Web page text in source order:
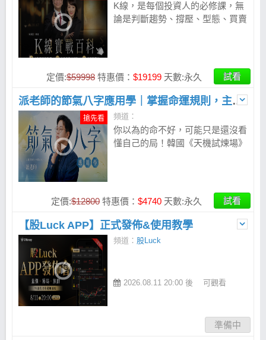
K線，是每個投資人的必修課，無
論是判斷趨勢、撐壓、型態、買賣
定價:$59998 特惠價： $19199 天數:永久 試看
搶先看
派老師的節氣八字應用學｜掌握命運規則，主導人生選擇
頻道：
你以為的命不好，可能只是還沒看
懂自己的局！韓國《天機試煉場》
用 4 步驟找出天賦與發力位置，掌
握 3 次關鍵大運，搭配 5 大補運
法與專屬 APP，把命盤變成每天
都用得上的人生策略工具。不是認
命，而是懂局、破局、設計自己的
定價:$12800 特惠價： $4740 天數:永久 試看
【股Luck APP】正式發佈&使用教學
頻道： 股Luck
2026.08.11 20:00 後 可觀看
準備中